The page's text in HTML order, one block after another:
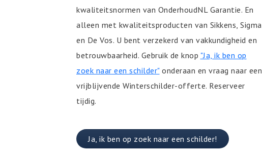
kwaliteitsnormen van OnderhoudNL Garantie. En
alleen met kwaliteitsproducten van Sikkens, Sigma
en De Vos. U bent verzekerd van vakkundigheid en
betrouwbaarheid. Gebruik de knop "Ja, ik ben op
zoek naar een schilder"onderaan en vraag naar een
vrijblijvende Winterschilder-offerte. Reserveer
tijdig.
Ja, ik ben op zoek naar een schilder!